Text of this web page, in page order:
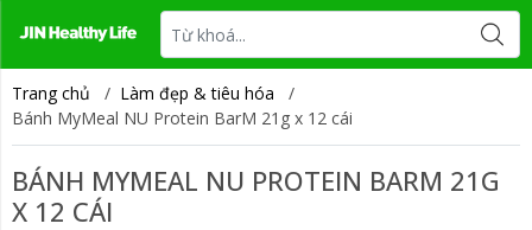
Tin tức Liên hệ
Trang chủ / Làm đẹp & tiêu hóa
/
Bánh MyMeal NU Protein BarM 21g x 12 cái
BÁNH MYMEAL NU PROTEIN BARM 21G
X 12 CÁI